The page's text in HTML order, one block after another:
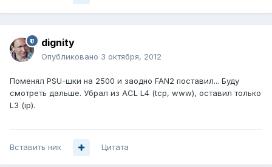
dignity
Опубликовано 3 октября, 2012
Поменял PSU-шки на 2500 и заодно FAN2 поставил... Буду
смотреть дальше. Убрал из ACL L4 (tcp, www), оставил только
L3 (ip).
Вставить ник Цитата